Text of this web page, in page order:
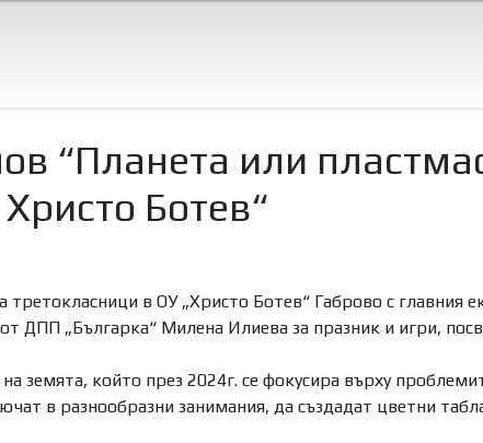
“Планета или
Ботев“
в ОУ „Христо Ботев“ Габрово с главния
ДПП „Българка“ Милена Илиева за празник и игри,
който през 2024г. се фокусира върху
в разнообразни занимания, да създадат цветни